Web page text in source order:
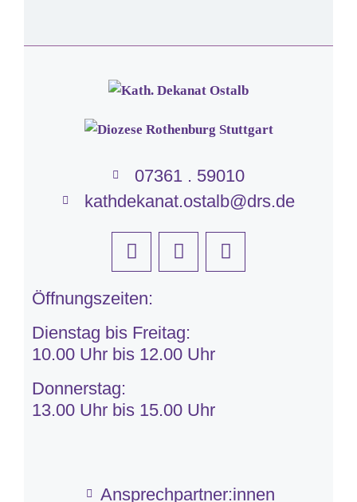
07361 . 59010
kathdekanat.ostalb@drs.de
Öffnungszeiten:
Dienstag bis Freitag:
10.00 Uhr bis 12.00 Uhr
Donnerstag:
13.00 Uhr bis 15.00 Uhr
Ansprechpartner:innen